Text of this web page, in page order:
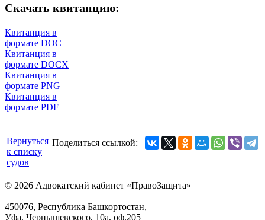
Скачать квитанцию:
Квитанция в
формате DOC
Квитанция в
формате DOCX
Квитанция в
формате PNG
Квитанция в
формате PDF
Поделиться ссылкой:
Вернуться
к списку
судов
© 2026 Адвокатский кабинет «ПравоЗащита»
450076, Республика Башкортостан,
Уфа, Чернышевского, 10а, оф.205